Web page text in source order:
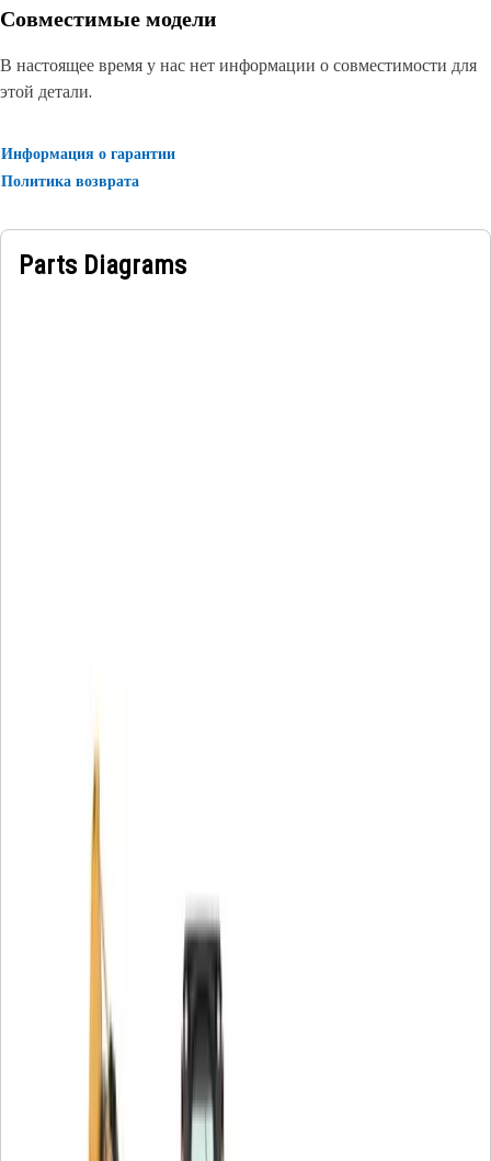
Совместимые модели
В настоящее время у нас нет информации о совместимости для
этой детали.
Информация о гарантии
Политика возврата
Parts Diagrams